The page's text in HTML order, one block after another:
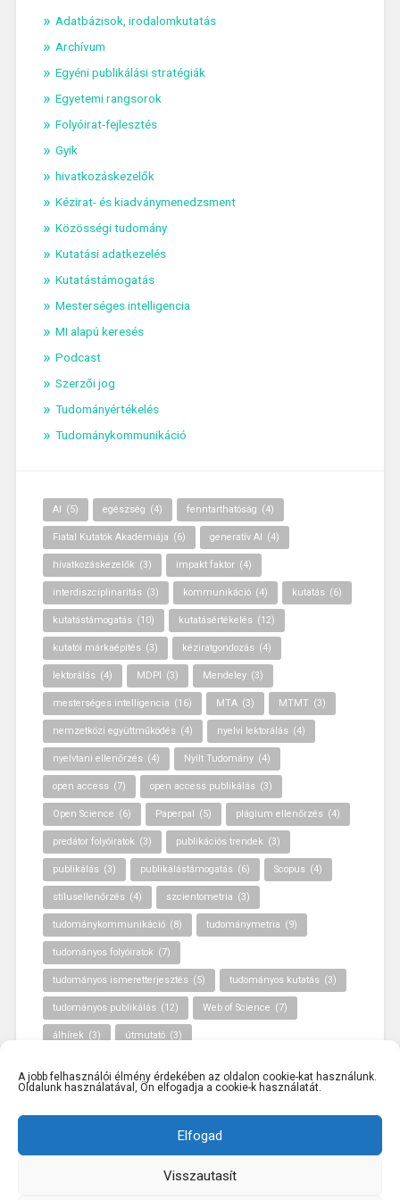
A jobb felhasználói élmény érdekében az oldalon cookie-kat használunk.
Oldalunk használatával, Ön elfogadja a cookie-k használatát.
Elfogad
Visszautasít
Adatbázisok, irodalomkutatás
Archívum
Egyéni publikálási stratégiák
Egyetemi rangsorok
Folyóirat-fejlesztés
Gyik
hivatkozáskezelők
Kézirat- és kiadványmenedzsment
Közösségi tudomány
Kutatási adatkezelés
Kutatástámogatás
Mesterséges intelligencia
MI alapú keresés
Podcast
Szerzői jog
Tudományértékelés
Tudománykommunikáció
AI (5) egészség (4) fenntarthatóság (4)
Fiatal Kutatók Akadémiája (6) generatív AI (4)
hivatkozáskezelők (3) impakt faktor (4)
interdiszciplinaritás (3) kommunikáció (4) kutatás (6)
kutatástámogatás (10) kutatásértékelés (12)
kutatói márkaépítés (3) kéziratgondozás (4)
lektorálás (4) MDPI (3) Mendeley (3)
mesterséges intelligencia (16) MTA (3) MTMT (3)
nemzetközi együttműködés (4) nyelvi lektorálás (4)
nyelvtani ellenőrzés (4) Nyílt Tudomány (4)
open access (7) open access publikálás (3)
Open Science (6) Paperpal (5) plágium ellenőrzés (4)
predátor folyóiratok (3) publikációs trendek (3)
publikálás (3) publikálástámogatás (6) Scopus (4)
stílusellenőrzés (4) szcientometria (3)
tudománykommunikáció (8) tudománymetria (9)
tudományos folyóiratok (7)
tudományos ismeretterjesztés (5) tudományos kutatás (3)
tudományos publikálás (12) Web of Science (7)
álhírek (3) útmutató (3)